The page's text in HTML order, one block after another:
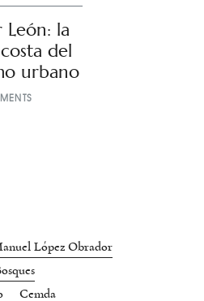
la
del
urbano
López Obrador
Cemda